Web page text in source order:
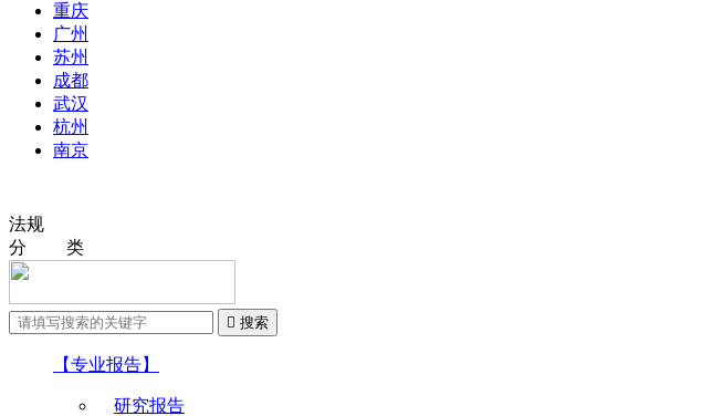
重庆
广州
苏州
成都
武汉
杭州
南京
法规
分 类
 搜索
【专业报告】
研究报告